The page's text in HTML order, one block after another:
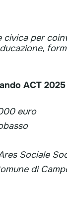
per
ACT 2025
euro
Sociale
di